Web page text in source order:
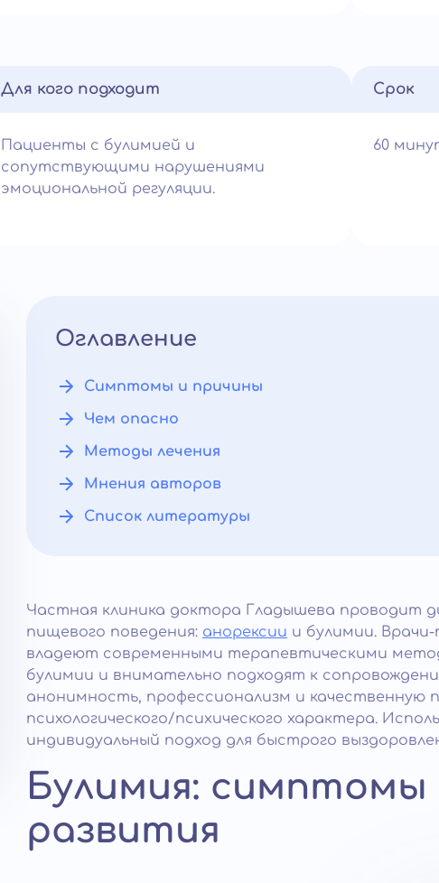
Для кого подходит
Пациенты с булимией и
сопутствующими нарушениями
эмоциональной регуляции.
Срок
60
Оглавление
Симптомы и причины
Чем опасно
Методы лечения
Мнения авторов
Список литературы
Частная клиника доктора Гладышева проводит
пищевого поведения: анорексии и булимии.
владеют современными терапевтическими
булимии и внимательно подходят к
анонимность, профессионализм и качественную
психологического/психического характера.
индивидуальный подход для быстрого
Булимия: симптомы
развития